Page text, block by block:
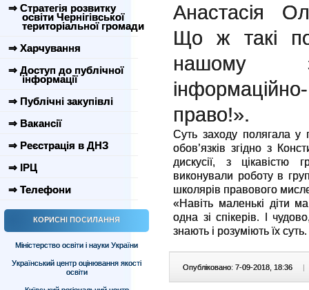
⇒ Стратегія розвитку
освіти Чернігівської
територіальної громади
⇒ Харчування
⇒ Доступ до публічної
інформації
⇒ Публічні закупівлі
⇒ Вакансії
⇒ Реєстрація в ДНЗ
⇒ ІРЦ
⇒ Телефони
КОРИСНІ ПОСИЛАННЯ
Міністерство освіти і науки України
Український центр оцінювання якості
освіти
Анастасія
Що ж такі
нашому
право!».
Суть заходу полягала у
обов’язків згідно з
дискусії, з цікавістю
виконували роботу в
школярів правового
«Навіть маленькі діти
одна зі спікерів. І
знають і розуміють їх суть.
Опубліковано: 7-09-2018, 18:36 |